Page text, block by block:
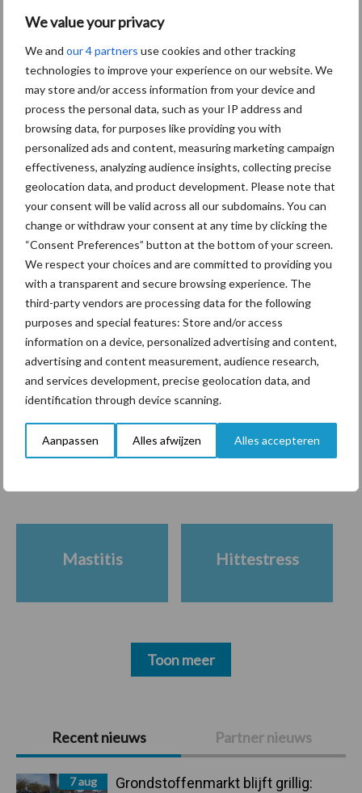
We value your privacy
We and our 4 partners use cookies and other tracking
technologies to improve your experience on our website. We
may store and/or access information from your device and
process the personal data, such as your IP address and
browsing data, for purposes like providing you with
personalized ads and content, measuring marketing campaign
effectiveness, analyzing audience insights, collecting precise
geolocation data, and product development. Please note that
your consent will be valid across all our subdomains. You can
change or withdraw your consent at any time by clicking the
“Consent Preferences” button at the bottom of your screen.
We respect your choices and are committed to providing you
with a transparent and secure browsing experience. The
third-party vendors are processing data for the following
purposes and special features: Store and/or access
information on a device, personalized advertising and content,
advertising and content measurement, audience research,
and services development, precise geolocation data, and
identification through device scanning.
Aanpassen Alles afwijzen Alles accepteren
T.: +31 (0)049-1724351701
Primaire
Sidebar
Recent nieuws Partner nieuws
7 aug
Grondstoffenmarkt blijft grillig:
Aanbevolen voor jou!
Grondstoffenmarkt blijft
grillig: droogte en
geopolitiek houden handel
in de greep
De speenhuid: een vaak
onderschatte risicofactor
voor mastitis
ForFarmers ziet volume en
marktaandeel groeien in
krimpende Nederlandse
markt
Diergezondheid Bemesting Fokkerij
Mastitis Hittestress
Toon meer